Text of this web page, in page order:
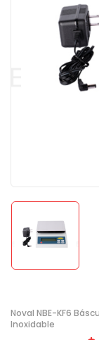
Noval NBE-KF6
Inoxidable